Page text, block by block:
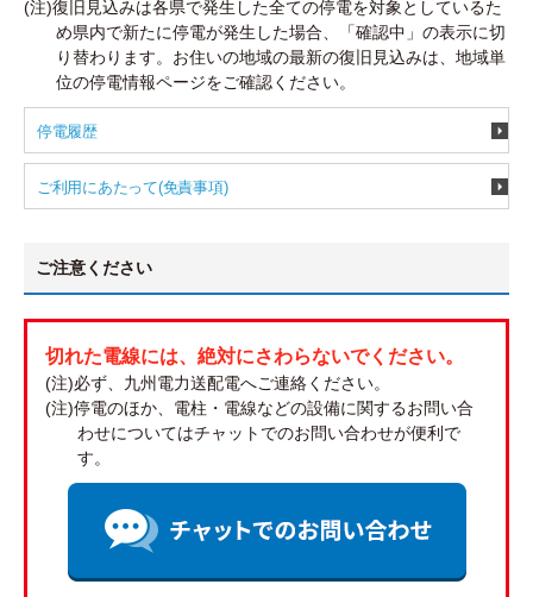
(注)復旧見込みは各県で発生した全ての停電を対象としているた
め県内で新たに停電が発生した場合、「確認中」の表示に切
り替わります。お住いの地域の最新の復旧見込みは、地域単
位の停電情報ページをご確認ください。
停電履歴
ご利用にあたって(免責事項)
ご注意ください
切れた電線には、絶対にさわらないでください。
(注)必ず、九州電力送配電へご連絡ください。
(注)停電のほか、電柱・電線などの設備に関するお問い合
わせについてはチャットでのお問い合わせが便利で
す。